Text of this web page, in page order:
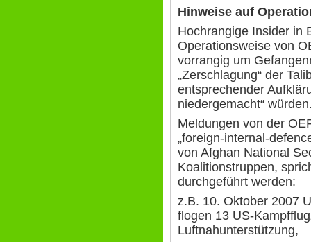
Hinweise auf
Hochrangige Insider in
Operationsweise von
vorrangig um
„Zerschlagung“ der
entsprechender
niedergemacht“
Meldungen von der
„foreign-internal-
von Afghan National
Koalitionstruppen,
durchgeführt werden:
z.B. 10. Oktober 2007
flogen 13 US-
Luftnahunterstützung,